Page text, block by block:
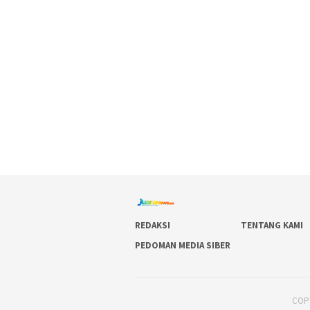
REDAKSI
TENTANG KAMI
PEDOMAN MEDIA SIBER